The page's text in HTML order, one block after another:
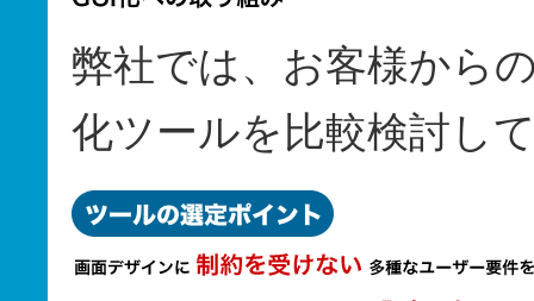
弊社では、お客様から
化ツールを比較検討し